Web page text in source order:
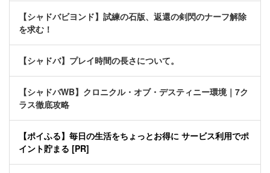
【シャドバビヨンド】試練の石版、返還の剣閃のナーフ解除
を求む！
【シャドバ】プレイ時間の長さについて。
【シャドバWB】クロニクル・オブ・デスティニー環境｜7ク
ラス徹底攻略
【ポイふる】毎日の生活をちょっとお得に サービス利用でポ
イント貯まる [PR]